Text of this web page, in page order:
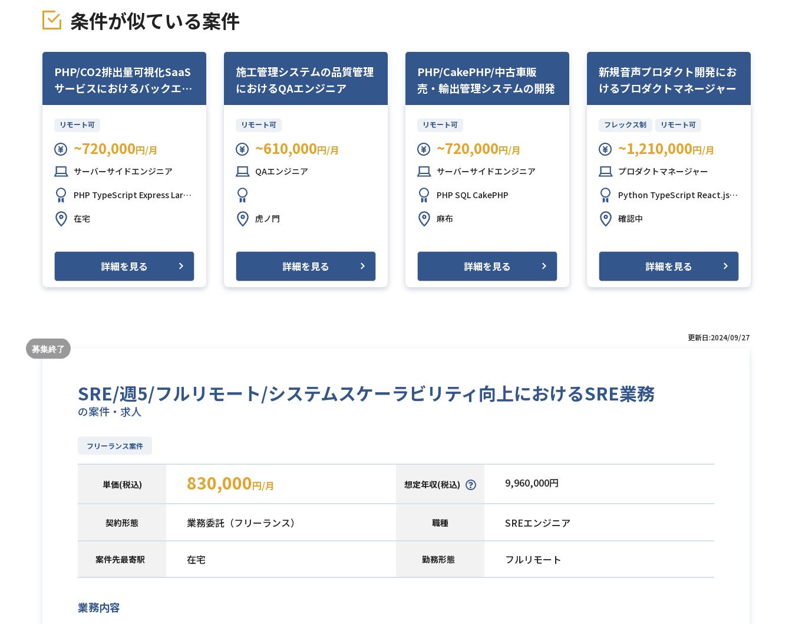
条件が似ている案件
PHP/CO2排出量可視化SaaS
サービスにおけるバックエン
ド開発
リモート可
~720,000円/月
サーバーサイドエンジニア
PHP TypeScript Express Laravel PostgreSQL
Slack
在宅
詳細を見る
施工管理システムの品質管理
におけるQAエンジニア
リモート可
~610,000円/月
QAエンジニア
虎ノ門
詳細を見る
PHP/CakePHP/中古車販
売・輸出管理システムの開発
リモート可
~720,000円/月
サーバーサイドエンジニア
PHP SQL CakePHP
麻布
詳細を見る
新規音声プロダクト開発にお
けるプロダクトマネージャー
フレックス制 リモート可
~1,210,000円/月
プロダクトマネージャー
Python TypeScript React.js PostgreSQL
確認中
詳細を見る
更新日:2024/09/27
SRE/週5/フルリモート/システムスケーラビリティ向上におけるSRE業務
の案件・求人
フリーランス案件
単価(税込) 830,000円/月 想定年収(税込) 9,960,000円
契約形態 業務委託（フリーランス） 職種 SREエンジニア
案件先最寄駅 在宅 勤務形態 フルリモート
業務内容